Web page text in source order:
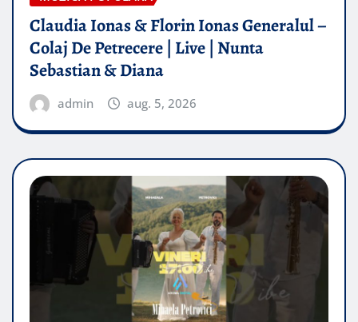
Claudia Ionas & Florin Ionas Generalul –
Colaj De Petrecere | Live | Nunta
Sebastian & Diana
admin aug. 5, 2026